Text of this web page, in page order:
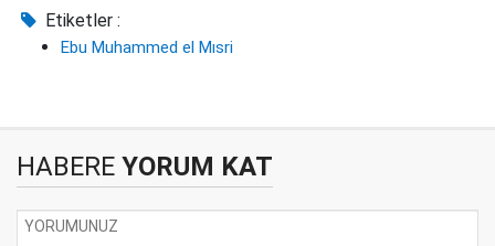
Etiketler :
Ebu Muhammed el Mısri
HABERE YORUM KAT